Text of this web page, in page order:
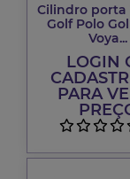
Cilindro porta
Golf Polo
Voya...
LOGIN
PARA